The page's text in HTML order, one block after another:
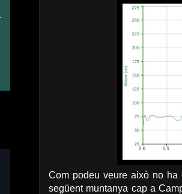
Com podeu veure això no
següent muntanya cap a